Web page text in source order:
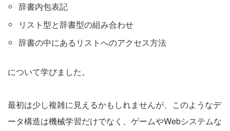
辞書内包表記
リスト型と辞書型の組み合わせ
辞書の中にあるリストへのアクセス方法
について学びました。
最初は少し複雑に見えるかもしれませんが、このようなデ
ータ構造は機械学習だけでなく、ゲームやWebシステムな